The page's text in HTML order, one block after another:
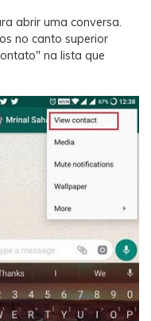
abrir uma conversa.
no canto superior
na lista que